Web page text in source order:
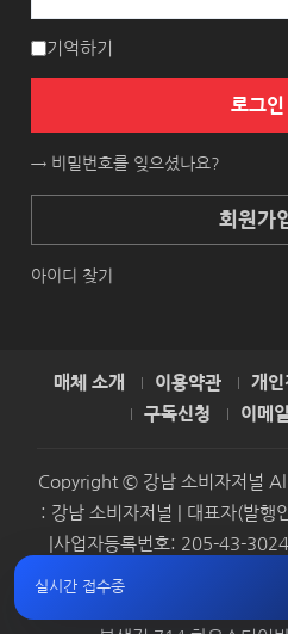
기억하기
로그인
→ 비밀번호를 잊으셨나요?
회원가
아이디 찾기
매체 소개 이용약관 개인
구독신청
이메
Copyright © 강남 소비자저널
: 강남 소비자저널 | 대표자(발행
|사업자등록번호: 205-43-
07일 | 신문사업, 인터넷신문사
| 청소년보호책임자 : 김은정 |
실시간 접수중